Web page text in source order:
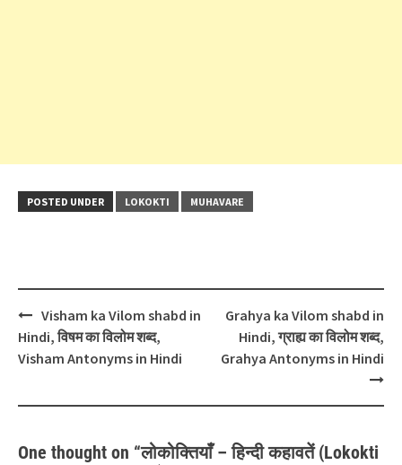
POSTED UNDER LOKOKTI MUHAVARE
Post
navigation
Visham ka Vilom shabd in
Hindi, विषम का विलोम शब्द,
Visham Antonyms in Hindi
Grahya ka Vilom shabd in
Hindi, ग्राह्य का विलोम शब्द,
Grahya Antonyms in Hindi
One thought on “लोकोक्तियाँ – हिन्दी कहावतें (Lokokti